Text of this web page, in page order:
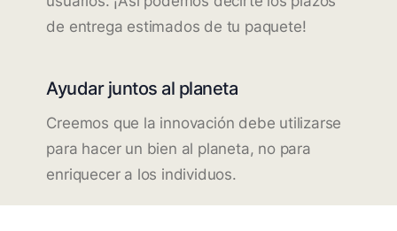
de entrega estimados de tu paquete!
Ayudar juntos al planeta
Creemos que la innovación debe utilizarse
para hacer un bien al planeta, no para
enriquecer a los individuos.